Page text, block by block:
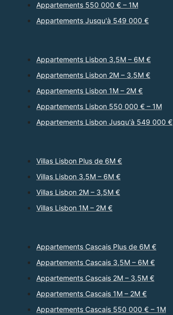
Appartements 550 000 € – 1M
Appartements Jusqu'à 549 000 €
Appartements Lisbon 3,5M – 6M €
Appartements Lisbon 2M – 3,5M €
Appartements Lisbon 1M – 2M €
Appartements Lisbon 550 000 € – 1M
Appartements Lisbon Jusqu'à 549 000 €
Villas Lisbon Plus de 6M €
Villas Lisbon 3,5M – 6M €
Villas Lisbon 2M – 3,5M €
Villas Lisbon 1M – 2M €
Appartements Cascais Plus de 6M €
Appartements Cascais 3,5M – 6M €
Appartements Cascais 2M – 3,5M €
Appartements Cascais 1M – 2M €
Appartements Cascais 550 000 € – 1M